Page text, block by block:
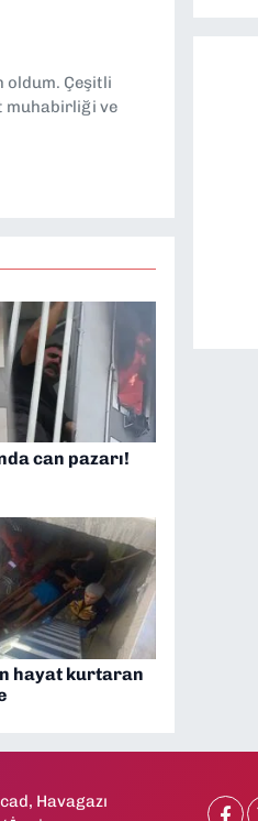
oldum. Çeşitli
muhabirliği ve
can pazarı!
hayat kurtaran
Havagazı